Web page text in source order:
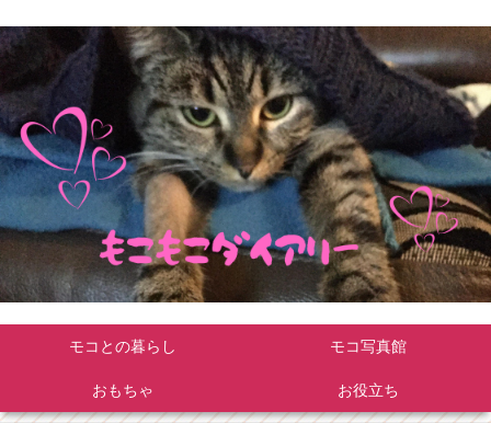
モコとの暮らし モコ写真館
おもちゃ お役立ち